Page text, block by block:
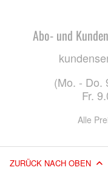
Abo- und
(Mo. - Do.
Fr.
Alle
ZURÜCK NACH OBEN